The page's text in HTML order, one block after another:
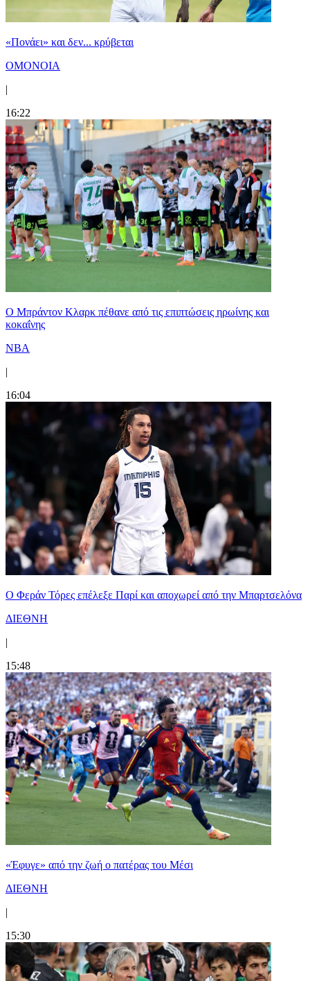
«Πονάει» και δεν... κρύβεται
ΟΜΟΝΟΙΑ
|
16:22
Ο Μπράντον Κλαρκ πέθανε από τις επιπτώσεις ηρωίνης και
κοκαΐνης
NBA
|
16:04
Ο Φεράν Τόρες επέλεξε Παρί και αποχωρεί από την Μπαρτσελόνα
ΔΙΕΘΝΗ
|
15:48
«Έφυγε» από την ζωή ο πατέρας του Μέσι
ΔΙΕΘΝΗ
|
15:30